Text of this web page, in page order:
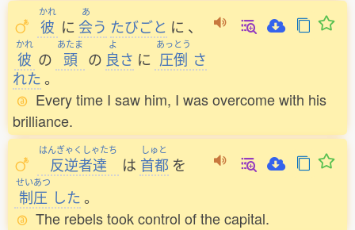
かれ
彼 に
あ
会う たびごと に 、
かれ
彼 の
あたま
頭 の
よ
良さ に
あっとう
圧倒 さ
れた。
Every time I saw him, I was overcome with his
brilliance.
はんぎゃくしゃたち
反逆者達 は
しゅと
首都 を
せいあつ
制圧 した。
The rebels took control of the capital.